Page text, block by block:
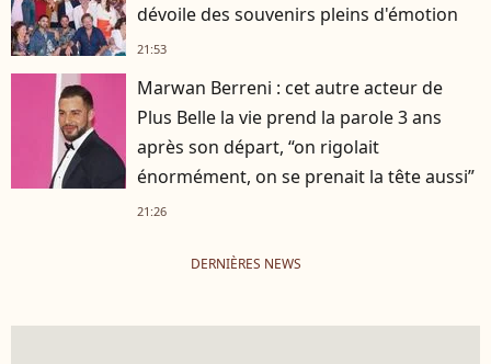
dévoile des souvenirs pleins d'émotion
21:53
Marwan Berreni : cet autre acteur de
Plus Belle la vie prend la parole 3 ans
après son départ, “on rigolait
énormément, on se prenait la tête aussi”
21:26
DERNIÈRES NEWS